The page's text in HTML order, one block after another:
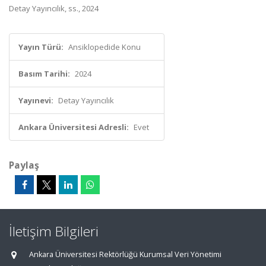
Detay Yayıncılık, ss., 2024
Yayın Türü: Ansiklopedide Konu
Basım Tarihi: 2024
Yayınevi: Detay Yayıncılık
Ankara Üniversitesi Adresli: Evet
Paylaş
İletişim Bilgileri
Ankara Üniversitesi Rektörlüğü Kurumsal Veri Yönetimi